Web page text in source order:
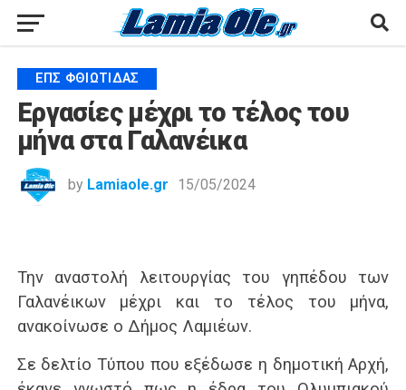
ΕΠΣ ΦΘΙΏΤΙΔΑΣ
Εργασίες μέχρι το τέλος του
μήνα στα Γαλανέικα
by Lamiaole.gr 15/05/2024
Την αναστολή λειτουργίας του γηπέδου των
Γαλανέικων μέχρι και το τέλος του μήνα,
ανακοίνωσε ο Δήμος Λαμιέων.
Σε δελτίο Τύπου που εξέδωσε η δημοτική Αρχή,